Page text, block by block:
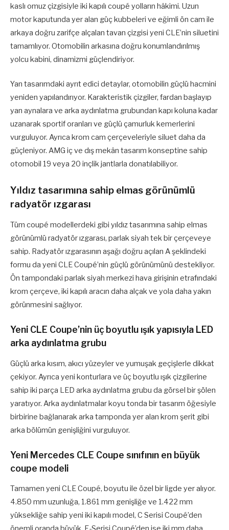
kaslı omuz çizgisiyle iki kapılı coupé yolların hâkimi. Uzun
motor kaputunda yer alan güç kubbeleri ve eğimli ön cam ile
arkaya doğru zarifçe alçalan tavan çizgisi yeni CLE’nin siluetini
tamamlıyor. Otomobilin arkasına doğru konumlandırılmış
yolcu kabini, dinamizmi güçlendiriyor.
Yan tasarımdaki ayrıt edici detaylar, otomobilin güçlü hacmini
yeniden yapılandırıyor. Karakteristik çizgiler, fardan başlayıp
yan aynalara ve arka aydınlatma grubundan kapı koluna kadar
uzanarak sportif oranları ve güçlü çamurluk kemerlerini
vurguluyor. Ayrıca krom cam çerçeveleriyle siluet daha da
güçleniyor. AMG iç ve dış mekân tasarım konseptine sahip
otomobil 19 veya 20 inçlik jantlarla donatılabiliyor.
Yıldız tasarımına sahip elmas görünümlü
radyatör ızgarası
Tüm coupé modellerdeki gibi yıldız tasarımına sahip elmas
görünümlü radyatör ızgarası, parlak siyah tek bir çerçeveye
sahip. Radyatör ızgarasının aşağı doğru açılan A şeklindeki
formu da yeni CLE Coupé’nin güçlü görünümünü destekliyor.
Ön tampondaki parlak siyah merkezi hava girişinin etrafındaki
krom çerçeve, iki kapılı aracın daha alçak ve yola daha yakın
görünmesini sağlıyor.
Yeni CLE Coupe’nin üç boyutlu ışık yapısıyla LED
arka aydınlatma grubu
Güçlü arka kısım, akıcı yüzeyler ve yumuşak geçişlerle dikkat
çekiyor. Ayrıca yeni konturlara ve üç boyutlu ışık çizgilerine
sahip iki parça LED arka aydınlatma grubu da görsel bir şölen
yaratıyor. Arka aydınlatmalar koyu tonda bir tasarım öğesiyle
birbirine bağlanarak arka tamponda yer alan krom şerit gibi
arka bölümün genişliğini vurguluyor.
Yeni Mercedes CLE Coupe sınıfının en büyük
coupe modeli
Tamamen yeni CLE Coupé, boyutu ile özel bir ligde yer alıyor.
4.850 mm uzunluğa, 1.861 mm genişliğe ve 1.422 mm
yüksekliğe sahip yeni iki kapılı model, C Serisi Coupé’den